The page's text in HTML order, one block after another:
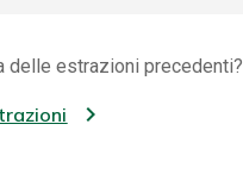
delle estrazioni precedenti?